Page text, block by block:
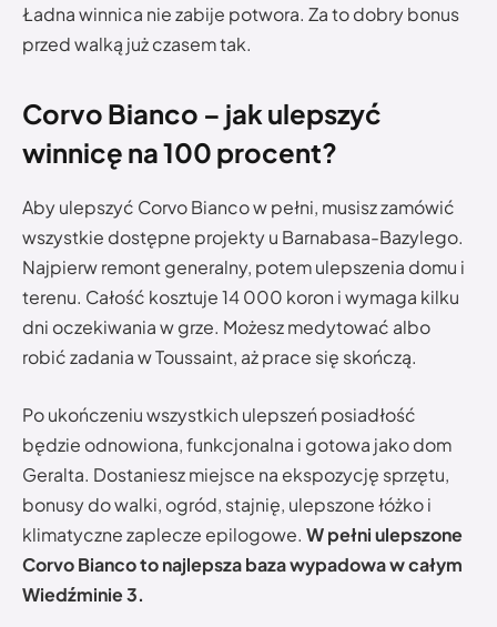
Ładna winnica nie zabije potwora. Za to dobry bonus
przed walką już czasem tak.
Corvo Bianco – jak ulepszyć
winnicę na 100 procent?
Aby ulepszyć Corvo Bianco w pełni, musisz zamówić
wszystkie dostępne projekty u Barnabasa-Bazylego.
Najpierw remont generalny, potem ulepszenia domu i
terenu. Całość kosztuje 14 000 koron i wymaga kilku
dni oczekiwania w grze. Możesz medytować albo
robić zadania w Toussaint, aż prace się skończą.
Po ukończeniu wszystkich ulepszeń posiadłość
będzie odnowiona, funkcjonalna i gotowa jako dom
Geralta. Dostaniesz miejsce na ekspozycję sprzętu,
bonusy do walki, ogród, stajnię, ulepszone łóżko i
klimatyczne zaplecze epilogowe. W pełni ulepszone
Corvo Bianco to najlepsza baza wypadowa w całym
Wiedźminie 3.